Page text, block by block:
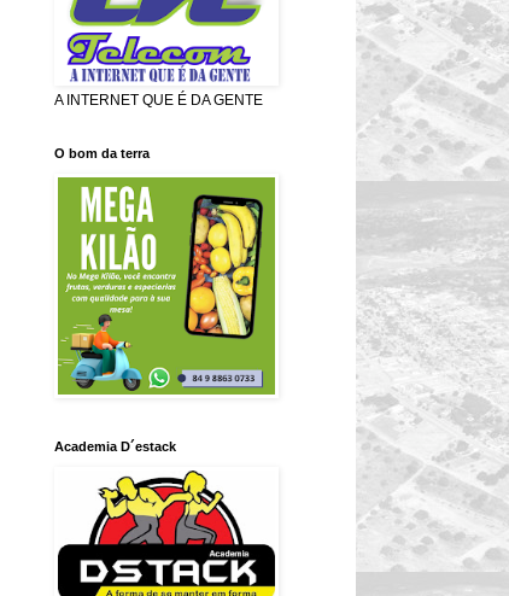
A INTERNET QUE É DA GENTE
O bom da terra
Academia D´estack